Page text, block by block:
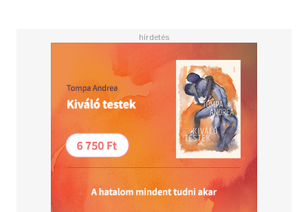
elvekhez való ragaszkodásról, a bajtársakkal közösen
szerzett megfizethetetlen élményekről és legfőképpen a
szabadságról szól. Arról, hogy egy életünk van, azt hadd
éljük úgy, ahogy szeretnénk. Sonny Barger az egész életét
úgy élte le, ahogy ő akarta, lehet mit tanulni tőle, még
akkor is, ha történetesen soha nem ültünk motoron.